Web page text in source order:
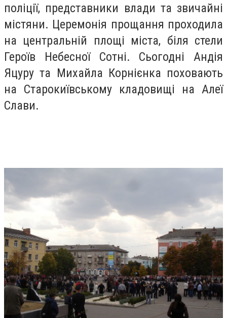
поліції, представники влади та звичайні
містяни. Церемонія прощання проходила
на центральній площі міста, біля стели
Героїв Небесної Сотні. Сьогодні Андія
Яцуру та Михайла Корнієнка поховають
на Старокиївському кладовищі на Алеї
Слави.